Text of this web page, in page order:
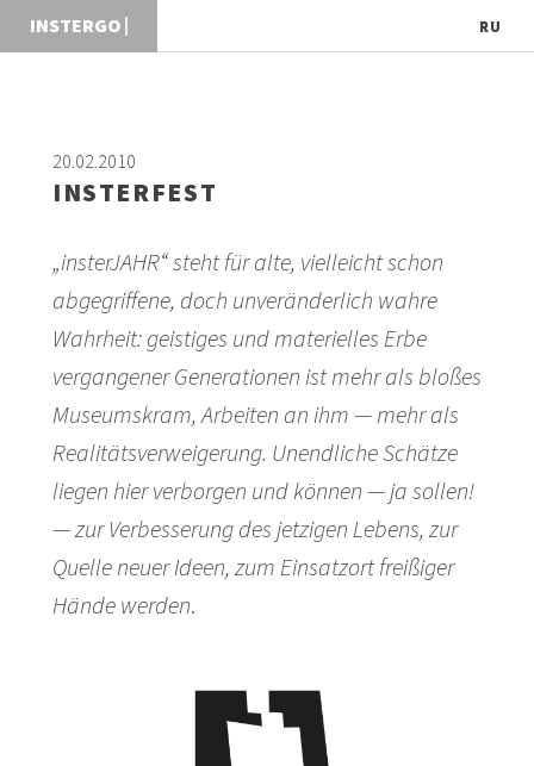
INS RU
20.02.2010
INSTERFEST
„insterJAHR“ steht für alte, vielleicht schon
abgegriffene, doch unveränderlich wahre
Wahrheit: geistiges und materielles Erbe
vergangener Generationen ist mehr als bloßes
Museumskram, Arbeiten an ihm— mehr als
Realitätsverweigerung. Unendliche Schätze
liegen hier verborgen und können—ja sollen!
— zur Verbesserung des jetzigen Lebens, zur
Quelle neuer Ideen, zum Einsatzort freißiger
Hände werden.